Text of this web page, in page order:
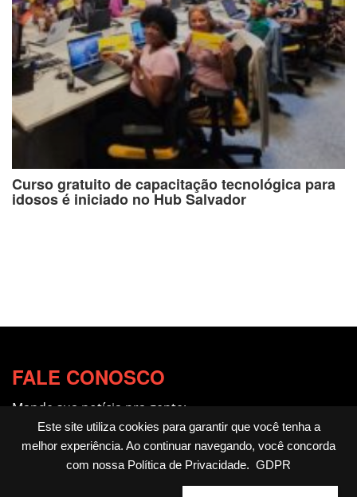
Este site utiliza cookies para garantir que você tenha a
melhor experiência. Ao continuar navegando, você concorda
com nossa Política de Privacidade. GDPR
Curso gratuito de capacitação tecnológica para
idosos é iniciado no Hub Salvador
FALE CONOSCO
Mande sua notícia pra gente:
redacao@fotocitando.com.br
Políticas de Privacidade